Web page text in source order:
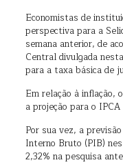
Economistas de
perspectiva para a
semana anterior, de
Central divulgada
para a taxa básica de
Em relação à inflação,
a projeção para o
Por sua vez, a
Interno Bruto (PIB)
2,32% na pesquisa